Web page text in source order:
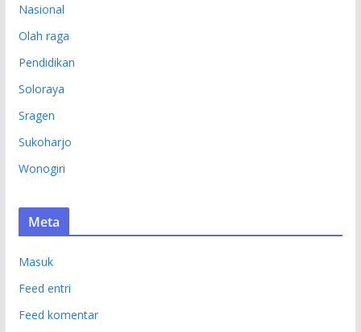
Nasional
Olah raga
Pendidikan
Soloraya
Sragen
Sukoharjo
Wonogiri
Meta
Masuk
Feed entri
Feed komentar